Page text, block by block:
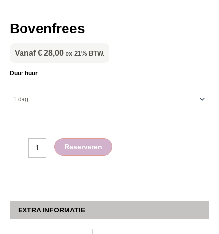
Bovenfrees
Vanaf € 28,00 ex 21% BTW.
Duur huur
aantal
Reserveren
EXTRA INFORMATIE